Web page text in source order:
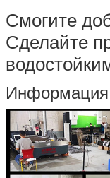
Смогите
Сделайте
Информация